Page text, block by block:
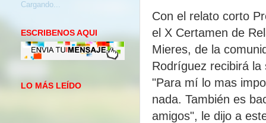
Con el relato corto
el X Certamen de
Mieres, de la
Rodríguez recibirá
"Para mí lo mas
nada. También es
amigos", le dijo a
Cargando...
ESCRIBENOS AQUI
LO MÁS LEÍDO